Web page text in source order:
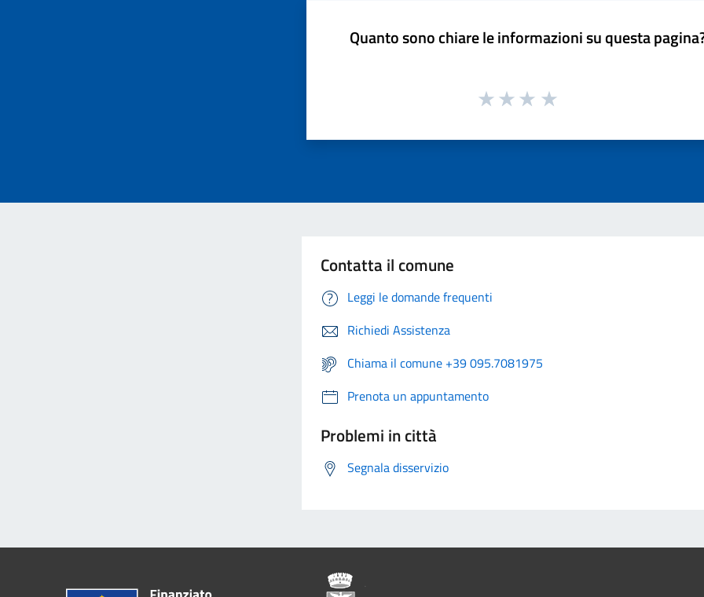
Quanto sono chiare le informazioni su questa
Contatta il comune
Leggi le domande frequenti
Richiedi Assistenza
Chiama il comune +39 095.7081975
Prenota un appuntamento
Problemi in città
Segnala disservizio